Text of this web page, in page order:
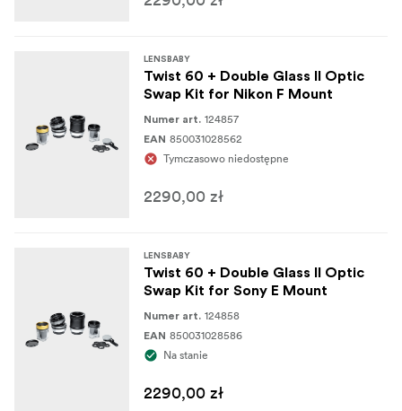
Chroń swoje skarby Lensbaby dzięki etui Optic
Swap. Jego specjalnie zaprojektowana twarda powłoka
z nylonowym wykończeniem zabezpiecza i chroni
soczewki i optykę. Specjalnie uformowana wkładka
pomieści do dwóch korpusów obiektywów, podczas gdy
etui może pomieścić do sześciu cudów Optic Swap.
Wytrzymała wyściółka w kształcie skrzynki na jajka
zapewnia bezpieczeństwo sprzętu, a nylonowy uchwyt
LENSBABY
Twist 60 + Double Glass II Optic
Swap Kit for Nikon F Mount
Numer art. 124857
EAN 850031028562
Tymczasowo niedostępne
2290,00 zł
LENSBABY
Twist 60 + Double Glass II Optic
Swap Kit for Sony E Mount
Numer art. 124858
EAN 850031028586
Na stanie
2290,00 zł